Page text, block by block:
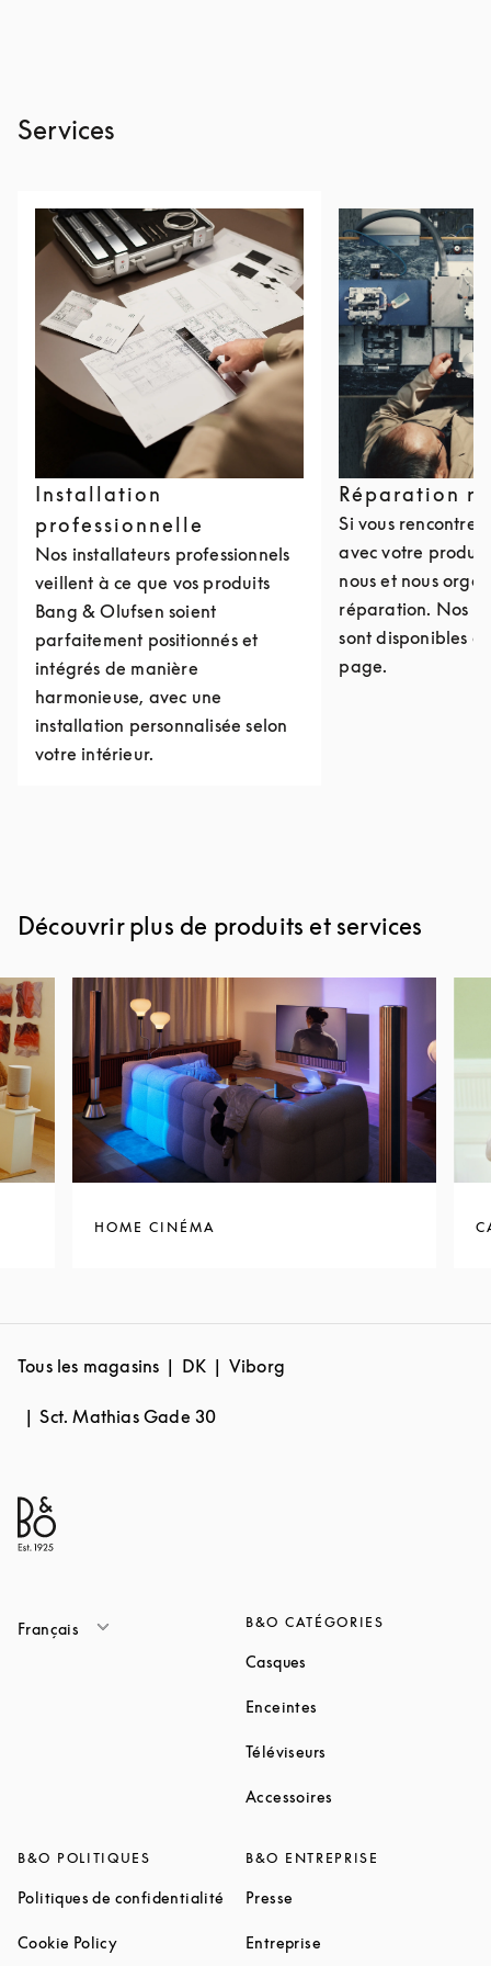
Services
Installation
professionnelle
Nos installateurs professionnels
veillent à ce que vos produits
Bang & Olufsen soient
parfaitement positionnés et
intégrés de manière
harmonieuse, avec une
installation personnalisée selon
votre intérieur.
Réparation
Si vous
avec votre
nous et nous
réparation. Nos
sont disponibles
page.
Découvrir plus de produits et services
HOME CINÉMA
Tous les magasins DK Viborg
Sct. Mathias Gade 30
Français B&O CATÉGORIES
Casques
Enceintes
Téléviseurs
Accessoires
B&O POLITIQUES
Politiques de confidentialité Link Opens in New Tab
Cookie PolicyLink Opens in New Tab
B&O ENTREPRISE
Presse
Entreprise